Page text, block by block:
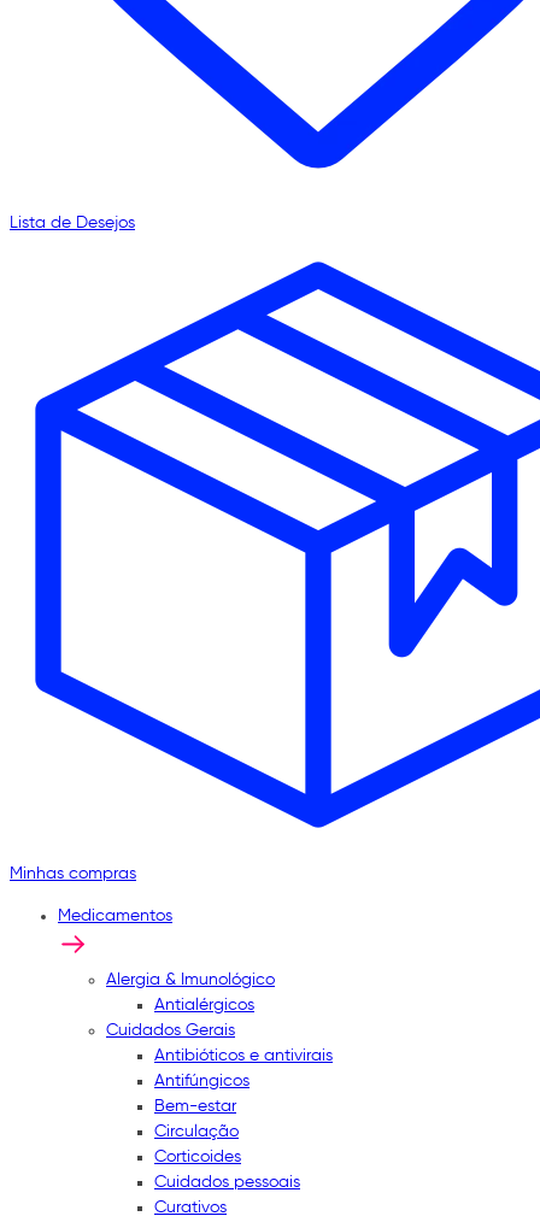
Lista de Desejos
Minhas compras
Medicamentos
Alergia & Imunológico
Antialérgicos
Cuidados Gerais
Antibióticos e antivirais
Antifúngicos
Bem-estar
Circulação
Corticoides
Cuidados pessoais
Curativos